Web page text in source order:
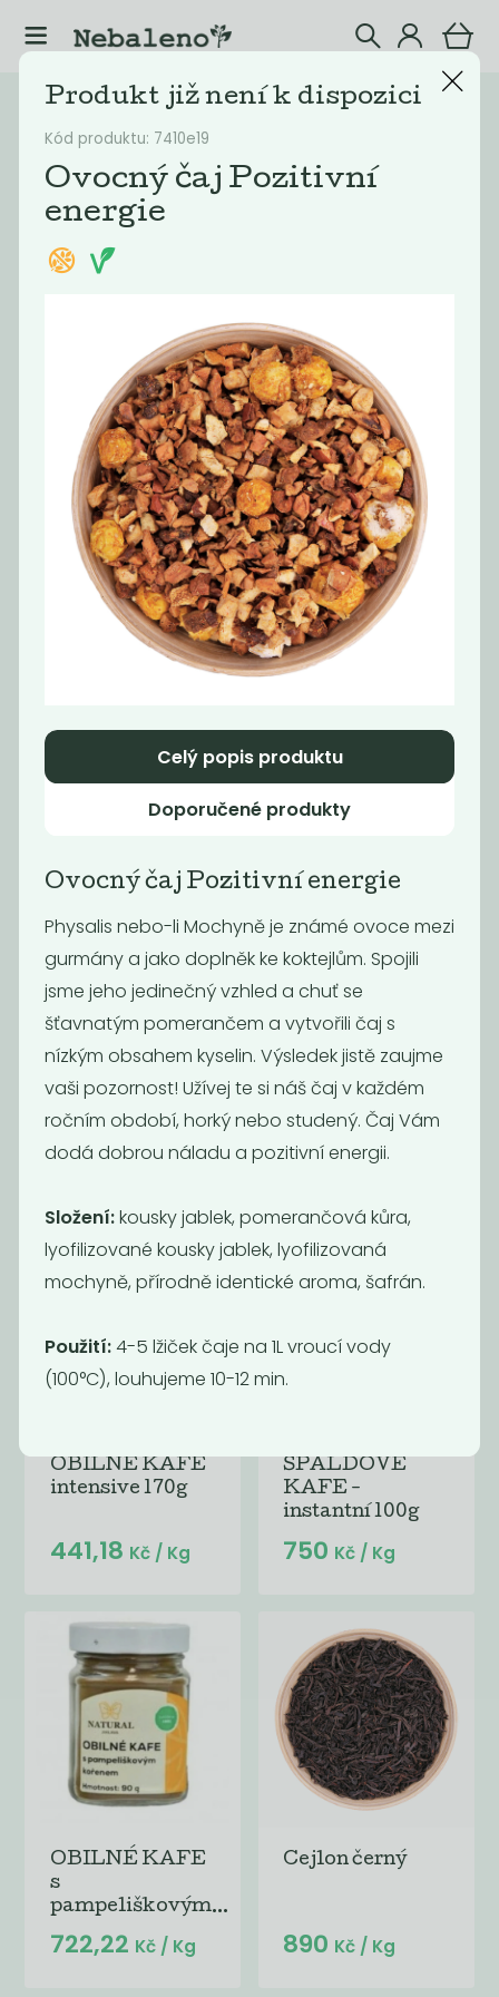
Katalog Potraviny
Filtrovat produkty
Doporučené
Káva -
Supercrema
espresso No.1
/ Kg
Momentálně
nedostupné
Kafe čekankové
instantní bez...
990,91
Momentálně
ARABICA
WATER
DECAF...
1 590Kč/ Kg
Káva - Brazil
Cerrado Dulce
1 490Kč/ Kg
OBILNÉ KAFE
intensive 170g
441,18 Kč / Kg
ŠPALDOVÉ
KAFE -
instantní 100g
750 Kč / Kg
OBILNÉ KAFE
s
pampeliškovým...
722,22 Kč / Kg
Cejlon černý
890 Kč / Kg
Kód produktu: 7410e19
Ovocný čaj Pozitivní
energie
Produkt již není k dispozici
Celý popis produktu
Doporučené produkty
Ovocný čaj Pozitivní energie
Physalis nebo-li Mochyně je známé ovoce mezi
gurmány a jako doplněk ke koktejlům. Spojili
jsme jeho jedinečný vzhled a chuť se
šťavnatým pomerančem a vytvořili čaj s
nízkým obsahem kyselin. Výsledek jistě zaujme
vaši pozornost! Užívej te si náš čaj v každém
ročním období, horký nebo studený. Čaj Vám
dodá dobrou náladu a pozitivní energii.
Složení:kousky jablek, pomerančová kůra,
lyofilizované kousky jablek, lyofilizovaná
mochyně, přírodně identické aroma, šafrán.
Použití:4-5 lžiček čaje na 1L vroucí vody
(100°C), louhujeme 10-12 min.